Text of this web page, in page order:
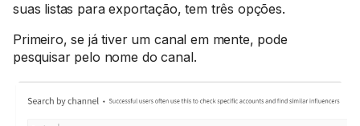
suas listas para exportação, tem três opções.
Primeiro, se já tiver um canal em mente, pode
pesquisar pelo nome do canal.